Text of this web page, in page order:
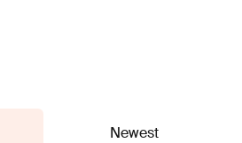
Newest